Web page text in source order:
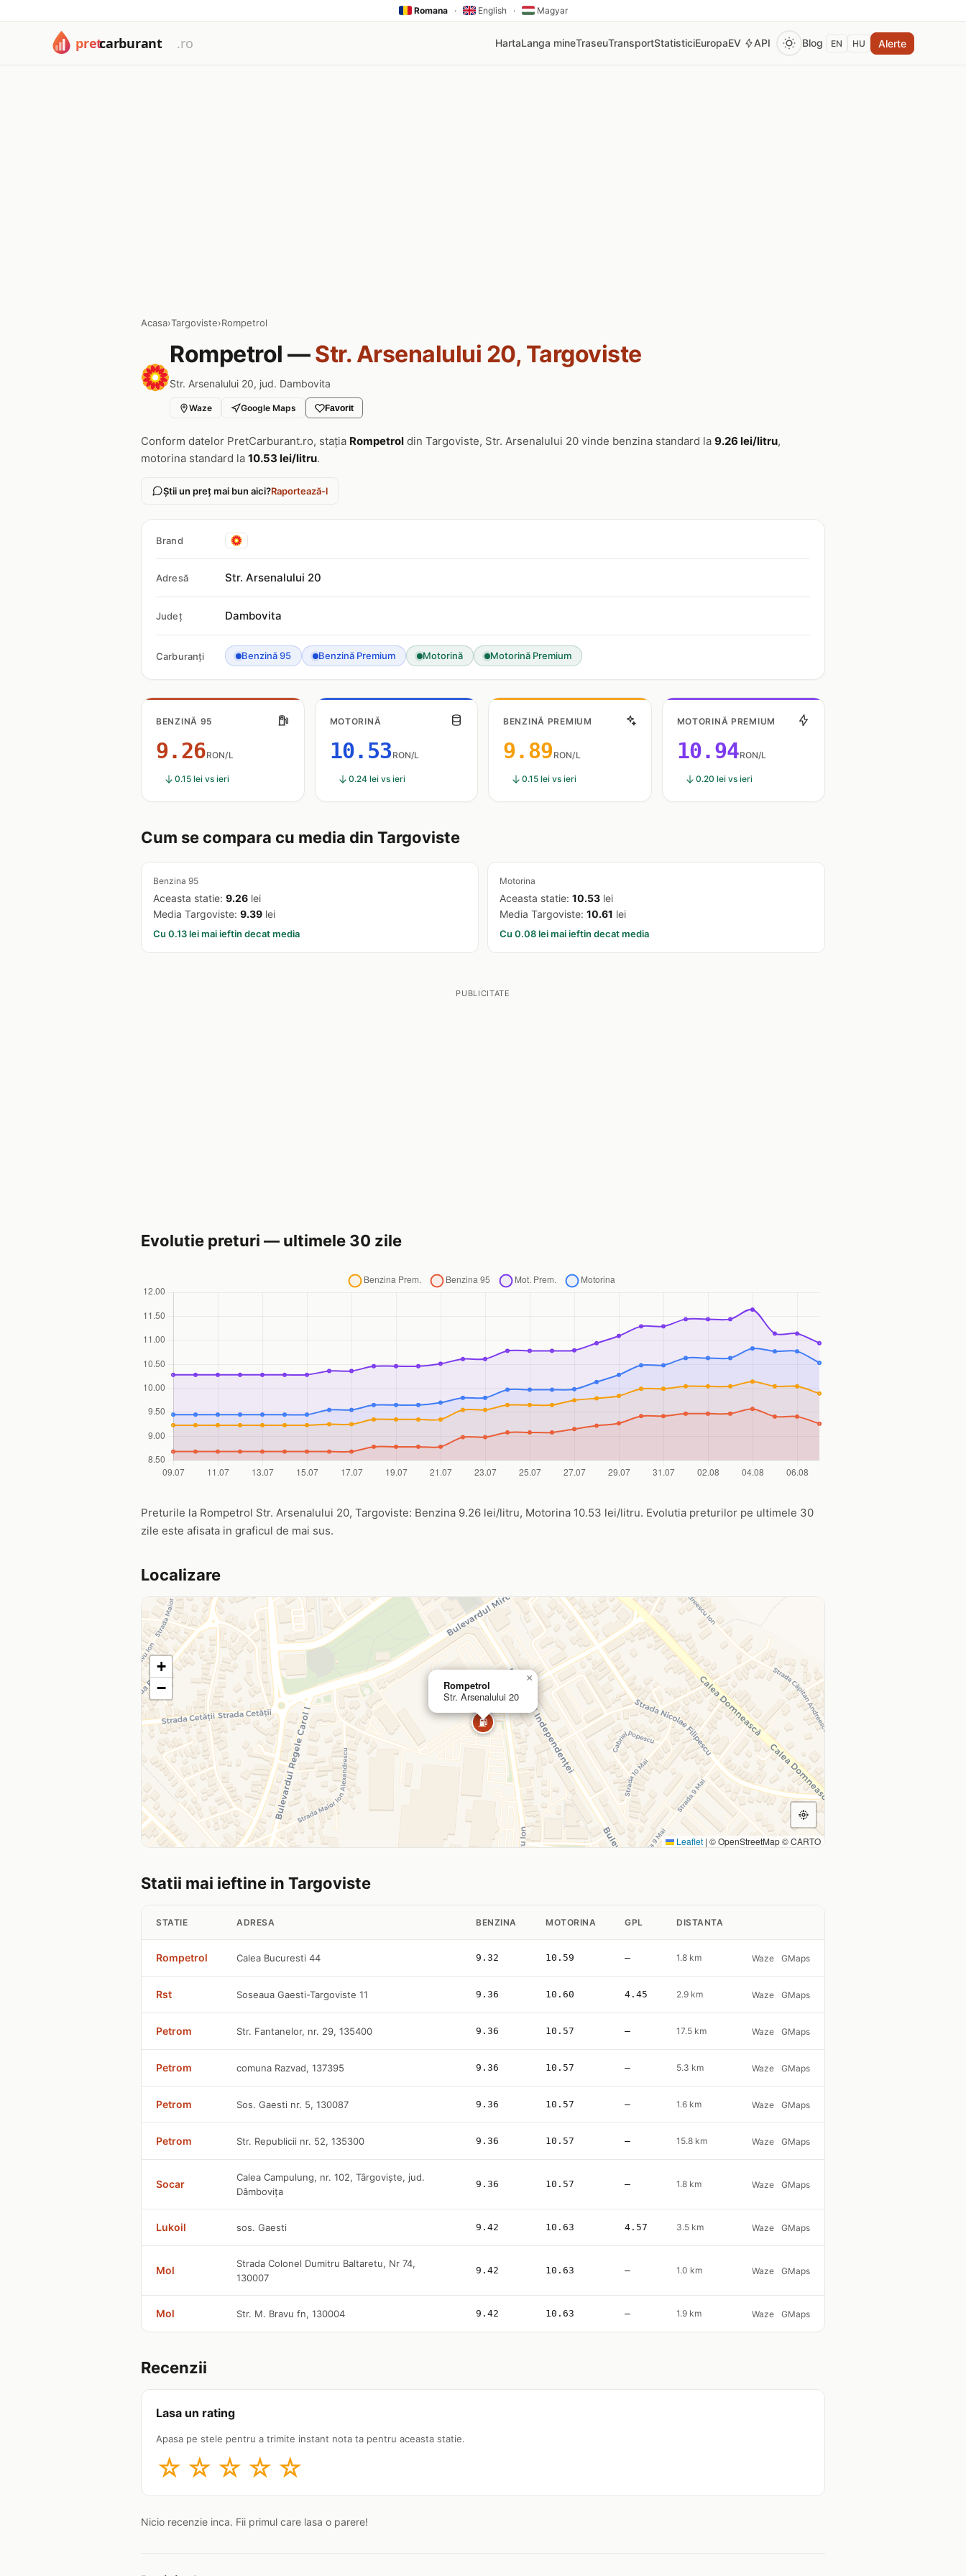
Romana · English · Magyar
HartaLanga mineTraseuTransportStatisticiEuropaEV API Blog EN HU Alerte
Acasa›Targoviste›Rompetrol
Rompetrol —Str. Arsenalului 20, Targoviste
Str. Arsenalului 20, jud. Dambovita
Waze Google Maps Favorit
Conform datelor PretCarburant.ro, stația Rompetrol din Targoviste, Str. Arsenalului 20 vinde benzina standard la 9.26 lei/litru,
motorina standard la 10.53 lei/litru.
Știi un preț mai bun aici?Raportează-l
Brand
Adresă Str. Arsenalului 20
Județ Dambovita
Carburanți Benzină 95 Benzină Premium Motorină Motorină Premium
BENZINĂ 95
9.26RON/L
0.15 lei vs ieri
MOTORINĂ
10.53 RON/L
0.24 lei vs ieri
BENZINĂ PREMIUM
9.89RON/L
0.15 lei vs ieri
MOTORINĂ PREMIUM
10.94RON/L
0.20 lei vs ieri
Cum se compara cu media din Targoviste
Benzina 95
Aceasta statie: 9.26 lei
Media Targoviste: 9.39 lei
Cu 0.13 lei mai ieftin decat media
Motorina
Aceasta statie: 10.53 lei
Media Targoviste: 10.61 lei
Cu 0.08 lei mai ieftin decat media
PUBLICITATE
Evolutie preturi — ultimele 30 zile
Preturile la Rompetrol Str. Arsenalului 20, Targoviste: Benzina 9.26 lei/litru, Motorina 10.53 lei/litru. Evolutia preturilor pe ultimele 30
zile este afisata in graficul de mai sus.
Localizare
⛽
Rompetrol
Str. Arsenalului 20
×
+
−
Leaflet | © OpenStreetMap © CARTO
Statii mai ieftine in Targoviste
STATIE ADRESA BENZINA MOTORINA GPL DISTANTA
Rompetrol Calea Bucuresti 44 9.32 10.59 — 1.8 km Waze GMaps
Rst Soseaua Gaesti-Targoviste 11 9.36 10.60 4.45 2.9 km Waze GMaps
Petrom Str. Fantanelor, nr. 29, 135400 9.36 10.57 — 17.5 km Waze GMaps
Petrom comuna Razvad, 137395 9.36 10.57 — 5.3 km Waze GMaps
Petrom Sos. Gaesti nr. 5, 130087 9.36 10.57 — 1.6 km Waze GMaps
Petrom Str. Republicii nr. 52, 135300 9.36 10.57 — 15.8 km Waze GMaps
Socar
Calea Campulung, nr. 102, Târgoviște, jud.
Dâmbovița
9.36 10.57 — 1.8 km Waze GMaps
Lukoil sos. Gaesti 9.42 10.63 4.57 3.5 km Waze GMaps
Mol
Strada Colonel Dumitru Baltaretu, Nr 74,
130007
9.42 10.63 — 1.0 km Waze GMaps
Mol Str. M. Bravu fn, 130004 9.42 10.63 — 1.9 km Waze GMaps
Recenzii
Lasa un rating
Apasa pe stele pentru a trimite instant nota ta pentru aceasta statie.
☆ ☆ ☆ ☆ ☆
Nicio recenzie inca. Fii primul care lasa o parere!